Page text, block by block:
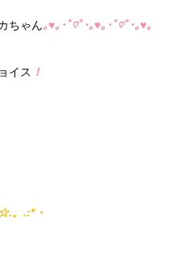
ちゃん｡♥｡･ﾟ♡ﾟ･｡♥｡･ﾟ♡ﾟ･｡♥｡
イス ！
☆.。.:*・